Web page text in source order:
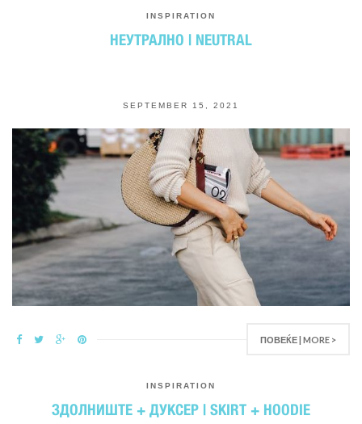
INSPIRATION
НЕУТРАЛНО | NEUTRAL
SEPTEMBER 15, 2021
ПОВЕЌЕ | MORE >
INSPIRATION
ЗДОЛНИШТЕ + ДУКСЕР | SKIRT + HOODIE